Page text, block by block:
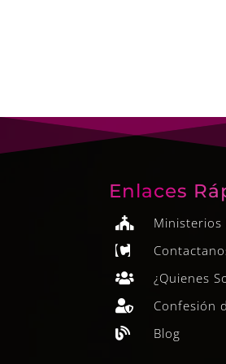
Enlaces
 Ministerios

 ¿Quienes
 Confesión
 Blog